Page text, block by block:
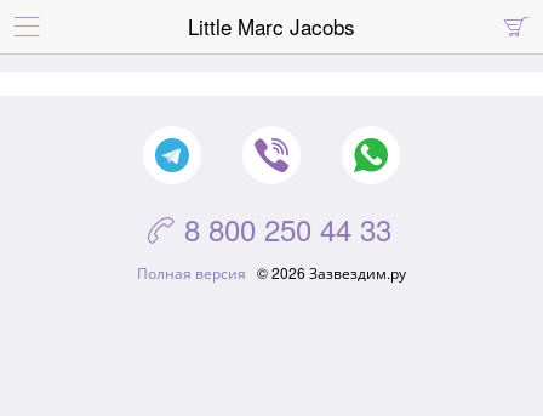
 
Little Marc Jacobs
 8 800 250 44 33
Полная версия © 2026 Зазвездим.ру